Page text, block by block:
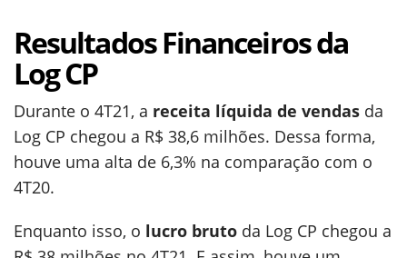
Resultados Financeiros da
Log CP
Durante o 4T21, a receita líquida de vendas da
Log CP chegou a R$ 38,6 milhões. Dessa forma,
houve uma alta de 6,3% na comparação com o
4T20.
Enquanto isso, o lucro bruto da Log CP chegou a